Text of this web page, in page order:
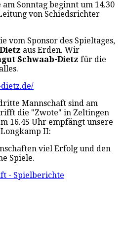
Sonntag beginnt um 14.30
von Schiedsrichter
vom Sponsor des Spieltages,
aus Erden. Wir
Schwaab-Dietz für die
Mannschaft sind am
die "Zwote" in Zeltingen
16.45 Uhr empfängt unsere
II:
viel Erfolg und den
Spiele.
- Spielberichte